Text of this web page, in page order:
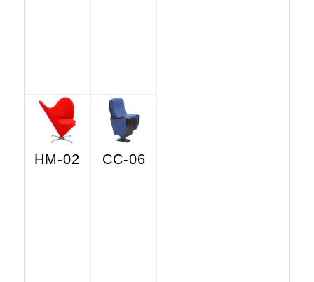
HM-02 CC-06